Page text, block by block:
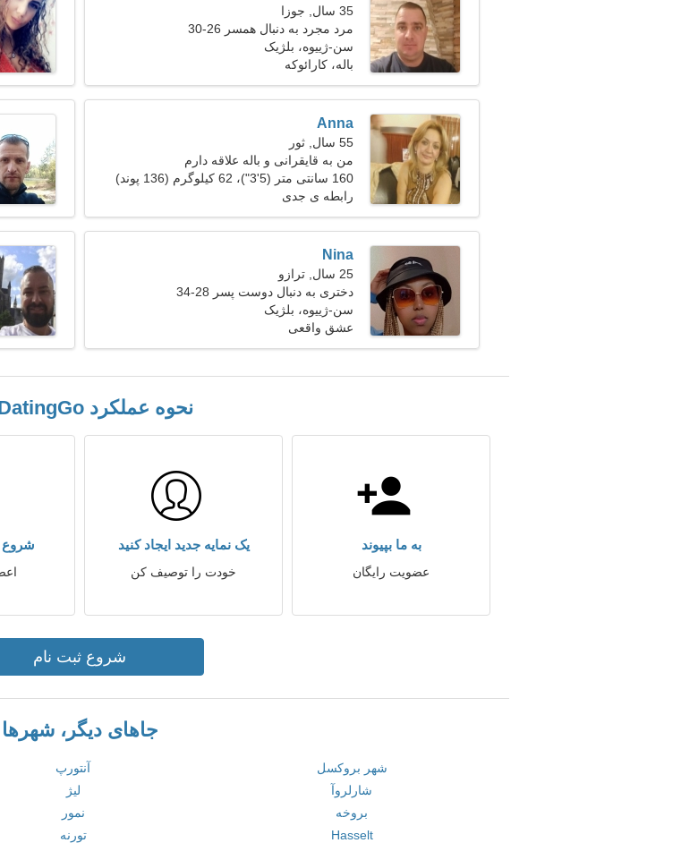
35 سال, جوزا
مرد مجرد به دنبال همسر 26-30
سن-ژییوه، بلژیک
باله، کارائوکه
Anna
55 سال, ثور
من به قایقرانی و باله علاقه دارم
160 سانتی متر (5'3")، 62 کیلوگرم (136 پوند)
رابطه ی جدی
Nina
25 سال, ترازو
دختری به دنبال دوست پسر 28-34
سن-ژییوه، بلژیک
عشق واقعی
نحوه عملکرد BelDatingGo
به ما بپیوند
عضویت رایگان
یک نمایه جدید ایجاد کنید
خودت را توصیف کن
شروع
شروع ثبت نام
جاهای دیگر، شهرها
شهر بروکسل آنتورپ
شارلروآ
لیژ
بروخه
نمور
Hasselt
تورنه